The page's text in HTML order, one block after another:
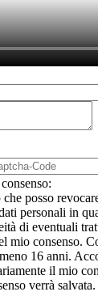
posso
personali in
di eventuali
mio consenso.
16 anni.
il mio
verrà salvata.